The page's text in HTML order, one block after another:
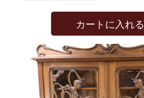
カートに入れる